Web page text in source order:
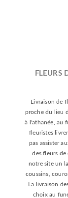
FLEURS
Livraison de
proche du lieu
à l'athanée, au
fleuristes
pas assister
des fleurs de
notre site un
coussins,
La livraison
choix au